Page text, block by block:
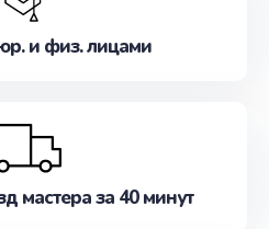
и физ. лицами
мастера за 40 минут